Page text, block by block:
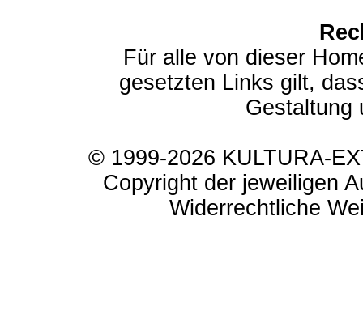
Für alle von dieser
gesetzten Links gilt,
Gestaltung
© 1999-2026 KULTURA-
Copyright der jeweiligen
Widerrechtliche